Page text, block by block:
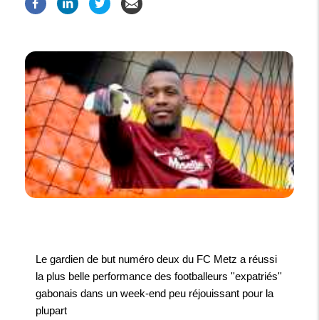
Le gardien de but numéro deux du FC Metz a réussi
la plus belle performance des footballeurs ''expatriés''
gabonais dans un week-end peu réjouissant pour la
plupart